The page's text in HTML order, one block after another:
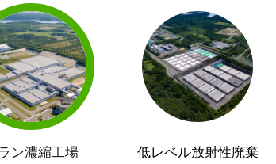
ン濃縮工場 低レベル放射性廃棄